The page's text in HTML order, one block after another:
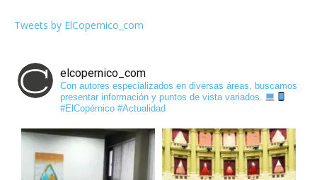
Tweets by ElCopernico_com
elcopernico_com
Con autores especializados en diversas áreas, buscamos
presentar información y puntos de vista variados.
#ElCopérnico #Actualidad